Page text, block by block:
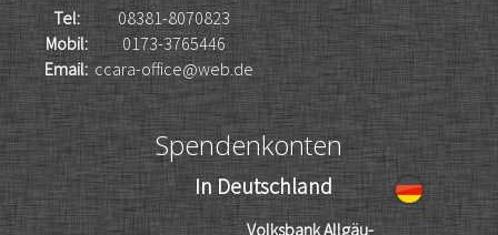
Tel:
08381-8070823
Mobil:
0173-3765446
Email:ccara-office@web.de
Spendenkonten
In Deutschland
Volksbank Allgäu-